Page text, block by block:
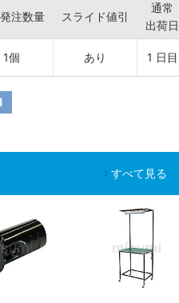
注数量 スライド値引
通常
出荷日
1個 あり 1 日目
すべて見る